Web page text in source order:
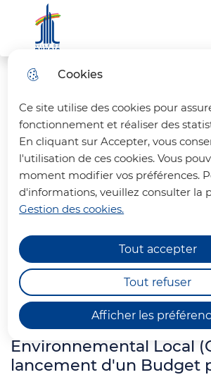
Cookies
Ce site utilise des cookies pour
fonctionnement et réaliser des
En cliquant sur Accepter, vous
l'utilisation de ces cookies. Vous
moment modifier vos préférences.
d'informations, veuillez consulter la
Gestion des cookies.
Afficher les
Tout accepter
Tout refuser
menu
recherche
Démocratie
Dès 2020, la démocratie
participative s'est
la mise en place d'un
Économique, Social et
Environnemental Local
lancement d'un Budget